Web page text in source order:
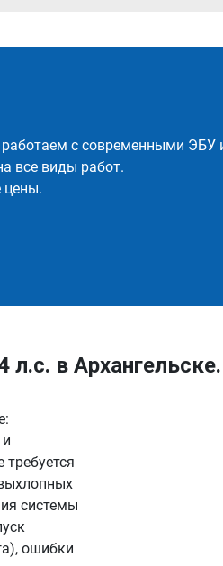
работаем с современными ЭБУ
все виды работ.
цены.
в Архангельске.
системы
ошибки